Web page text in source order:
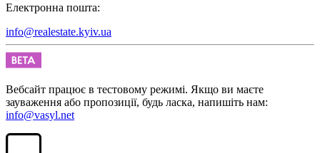
Електронна пошта:
info@realestate.kyiv.ua
Вебсайт працює в тестовому режимі. Якщо ви маєте
зауваження або пропозиції, будь ласка, напишіть нам:
info@vasyl.net